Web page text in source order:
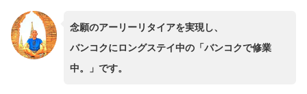
念願のアーリーリタイアを実現し、
バンコクにロングステイ中の「バンコクで修業
中。」です。